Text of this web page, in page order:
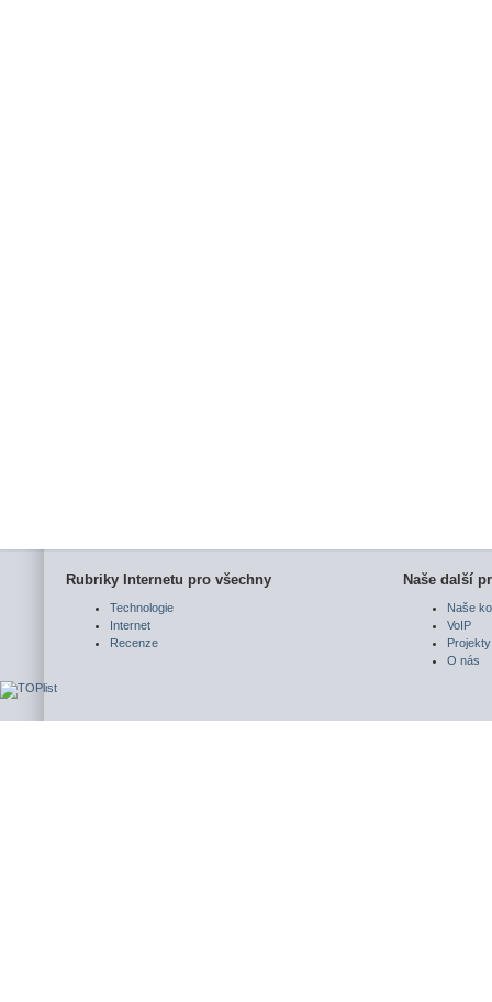
Rubriky Internetu pro všechny
Technologie
Internet
Recenze
Naše další
Naše
VoIP
Projekty
O nás